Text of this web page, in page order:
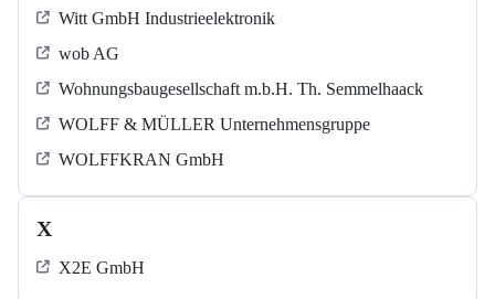
Witt GmbH Industrieelektronik
wob AG
Wohnungsbaugesellschaft m.b.H. Th. Semmelhaack
WOLFF & MÜLLER Unternehmensgruppe
WOLFFKRAN GmbH
X
X2E GmbH